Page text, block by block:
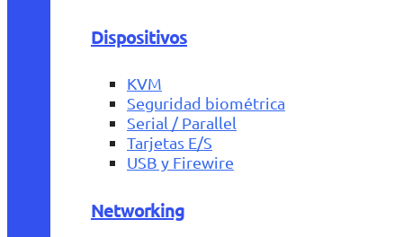
Dispositivos
KVM
Seguridad biométrica
Serial / Parallel
Tarjetas E/S
USB y Firewire
Networking